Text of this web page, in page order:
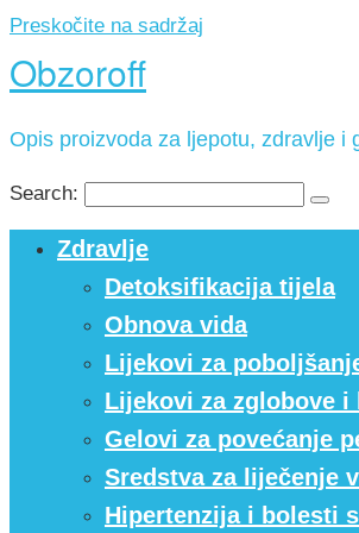
Preskočite na sadržaj
Obzoroff
Opis proizvoda za ljepotu, zdravlje i
Search:
Zdravlje
Detoksifikacija tijela
Obnova vida
Lijekovi za
Lijekovi za zglobove i
Gelovi za povećanje
Sredstva za liječenje
Hipertenzija i bolesti